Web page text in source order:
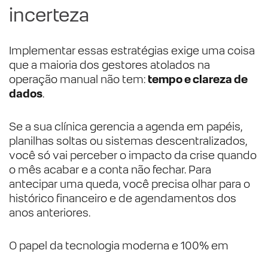
incerteza
Implementar essas estratégias exige uma coisa
que a maioria dos gestores atolados na
operação manual não tem: tempo e clareza de
dados.
Se a sua clínica gerencia a agenda em papéis,
planilhas soltas ou sistemas descentralizados,
você só vai perceber o impacto da crise quando
o mês acabar e a conta não fechar. Para
antecipar uma queda, você precisa olhar para o
histórico financeiro e de agendamentos dos
anos anteriores.
O papel da tecnologia moderna e 100% em